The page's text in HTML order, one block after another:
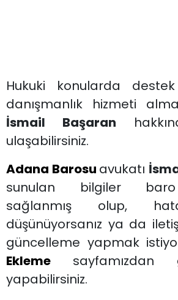
Hukuki konularda
danışmanlık hizmeti
İsmail Başaran
ulaşabilirsiniz.
Adana Barosu avukatı
sunulan bilgiler
sağlanmış olup,
düşünüyorsanız ya da
güncelleme yapmak
Ekleme sayfamızdan
yapabilirsiniz.